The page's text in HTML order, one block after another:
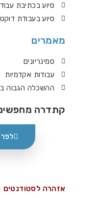
סיוע בכתיבת
סיוע בעבודת
מאמרים
סמינריונים
עבודות אקדמיות
ההשכלה הגבוה
קתדרה
אזהרה לסטודנטים